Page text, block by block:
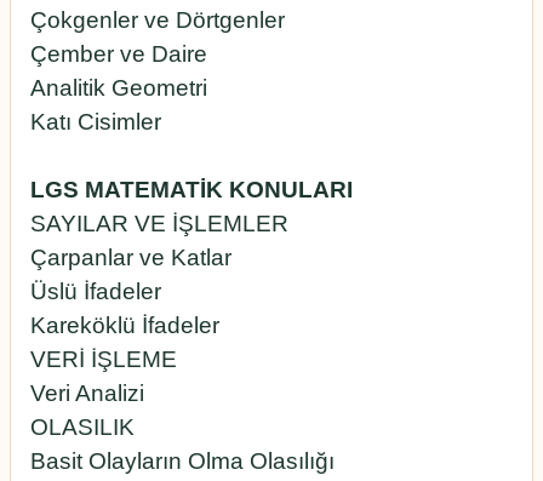
Çokgenler ve Dörtgenler
Çember ve Daire
Analitik Geometri
Katı Cisimler
LGS MATEMATİK KONULARI
SAYILAR VE İŞLEMLER
Çarpanlar ve Katlar
Üslü İfadeler
Kareköklü İfadeler
VERİ İŞLEME
Veri Analizi
OLASILIK
Basit Olayların Olma Olasılığı